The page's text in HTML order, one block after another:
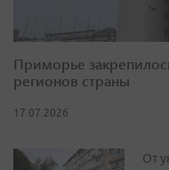
Приморье
регионов страны
17.07.2026
От